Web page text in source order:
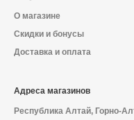
Наборы
Аксессуары
О магазине
Скидки и бонусы
Доставка и оплата
Адреса магазинов
Республика Алтай, Горно-